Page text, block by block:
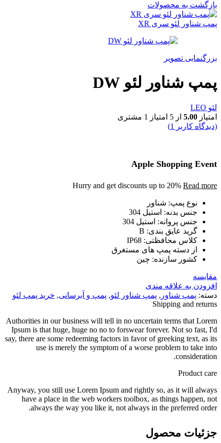
بازگشت به محصولات
پمپ شناور لئو سری XR
بزرگنمایی تصویر
پمپ شناور لئو DW
لئو LEO
امتیاز 5.00 از 5 امتیاز 1 مشتری
(دیدگاه کاربر
1
)
Apple Shopping Event
Hurry and get discounts up to 20% Read more
نوع پمپ: شناور
جنس بدنه: استیل 304
جنس پروانه: استیل 304
گرید عایق بندی:
B
کلاس محافظتی:
IP68
از دسته پمپ های مستغرق
کشور سازنده: چین
مقایسه
افزودن به علاقه مندی
دسته: پمپ شناور , پمپ شناور لئو, پمپ و آبرسانی, خرید پمپ لئو
Shipping and returns
Authorities in our business will tell in no uncertain terms that Lorem
Ipsum is that huge, huge no no to forswear forever. Not so fast, I'd
say, there are some redeeming factors in favor of greeking text, as its
use is merely the symptom of a worse problem to take into
consideration.
Product care
Anyway, you still use Lorem Ipsum and rightly so, as it will always
have a place in the web workers toolbox, as things happen, not
always the way you like it, not always in the preferred order.
جزئیات محصول